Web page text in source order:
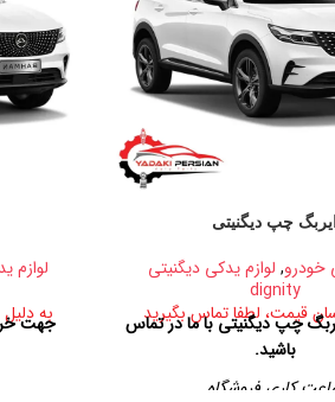
ایربگ چپ دیگنیتی
خودرو, لوازم یدکی دیگنیتی
dignity
قیمت، لطفا تماس بگیرید
چپ دیگنیتی با ما در تماس
باشید.
کاری فروشگاه
لوازم
به
جهت